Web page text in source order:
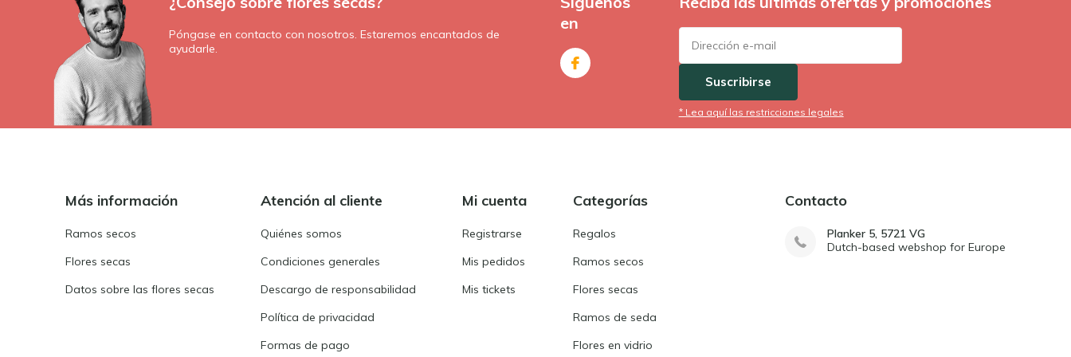
Póngase en contacto con nosotros. Estaremos encantados de
ayudarle.
en
Suscribirse
* Lea aquí las restricciones legales
Más información
Ramos secos
Flores secas
Datos sobre las flores secas
Atención al cliente
Quiénes somos
Condiciones generales
Descargo de responsabilidad
Política de privacidad
Formas de pago
Mi cuenta
Registrarse
Mis pedidos
Mis tickets
Categorías
Regalos
Ramos secos
Flores secas
Ramos de seda
Flores en vidrio
Contacto
Planker 5, 5721 VG
Dutch-based webshop for Europe